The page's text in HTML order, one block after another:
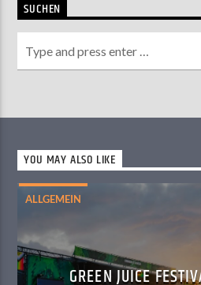
SUCHEN
YOU MAY ALSO LIKE
ALLGEMEIN
GREEN JUICE